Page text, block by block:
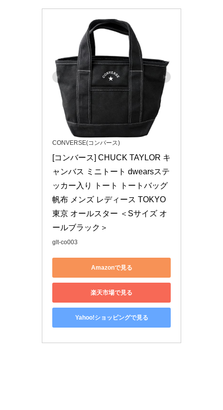
CONVERSE(コンバース)
[コンバース] CHUCK TAYLOR キ
ャンバス ミニトート dwearsステ
ッカー入り トート トートバッグ
帆布 メンズ レディース TOKYO
東京 オールスター ＜Sサイズ オ
ールブラック＞
glt-co003
Amazonで見る
楽天市場で見る
Yahoo!ショッピングで見る